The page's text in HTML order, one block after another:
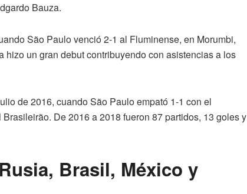
Bauza.
São Paulo venció 2-1 al Fluminense, en Morumbi,
un gran debut contribuyendo con asistencias a los
de 2016, cuando São Paulo empató 1-1 con el
De 2016 a 2018 fueron 87 partidos, 13 goles y
Brasil, México y